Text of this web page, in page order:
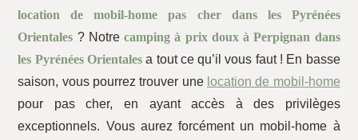
location de mobil-home pas cher dans les Pyrénées
Orientales ? Notrecamping à prix doux à Perpignan dans
les Pyrénées Orientales a tout ce qu’il vous faut ! En basse
saison, vous pourrez trouver une location de mobil-home
pour pas cher, en ayant accès à des privilèges
exceptionnels. Vous aurez forcément un mobil-home à